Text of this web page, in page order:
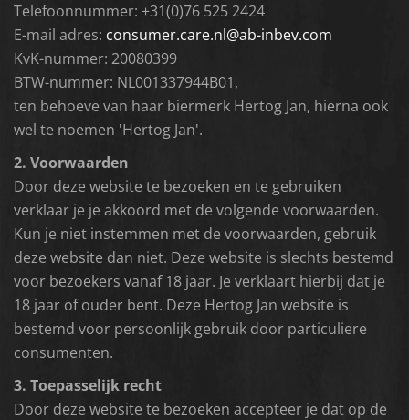
Telefoonnummer: +31(0)76 525 2424
E-mail adres: consumer.care.nl@ab-inbev.com
KvK-nummer: 20080399
BTW-nummer: NL001337944B01,
ten behoeve van haar biermerk Hertog Jan, hierna ook
wel te noemen 'Hertog Jan'.
2. Voorwaarden
Door deze website te bezoeken en te gebruiken
verklaar je je akkoord met de volgende voorwaarden.
Kun je niet instemmen met de voorwaarden, gebruik
deze website dan niet. Deze website is slechts bestemd
voor bezoekers vanaf 18 jaar. Je verklaart hierbij dat je
18 jaar of ouder bent. Deze Hertog Jan website is
bestemd voor persoonlijk gebruik door particuliere
consumenten.
3. Toepasselijk recht
Door deze website te bezoeken accepteer je dat op de